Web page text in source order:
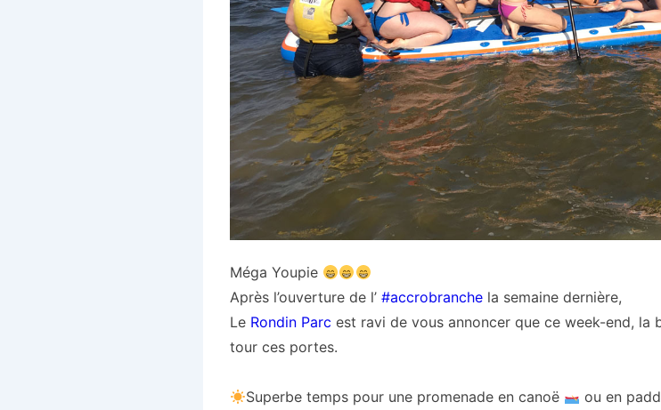
Méga Youpie
Après l’ouverture de l’ #accrobranche la semaine dernière,
Le Rondin Parc est ravi de vous annoncer que ce week-end, la
tour ces portes.
Superbe temps pour une promenade en canoë
ou en